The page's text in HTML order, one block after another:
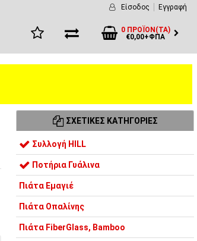
Είσοδος Εγγραφή
0 ΠΡΟΪΌΝ(ΤΑ)
€0,00+ΦΠΑ
ΣΧΕΤΙΚΈΣ ΚΑΤΗΓΟΡΊΕΣ
Συλλογή HILL
Ποτήρια Γυάλινα
Πιάτα Εμαγιέ
Πιάτα Οπαλίνης
Πιάτα FiberGlass, Bamboo